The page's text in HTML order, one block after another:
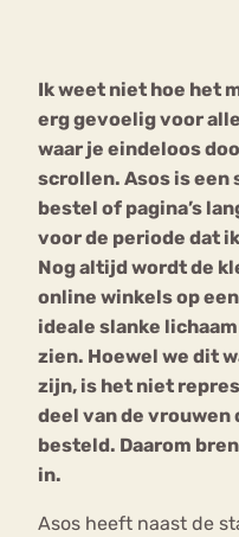
Ik weet niet hoe het
erg gevoelig voor
waar je eindeloos
scrollen. Asos is
bestel of pagina’s
voor de periode dat
Nog altijd wordt de
online winkels op
ideale slanke
zien. Hoewel we dit
zijn, is het niet
deel van de
besteld. Daarom
in.
Asos heeft naast de
mia
Nerv
osa
Eetstoornis
Eetbuien
Orthorexia